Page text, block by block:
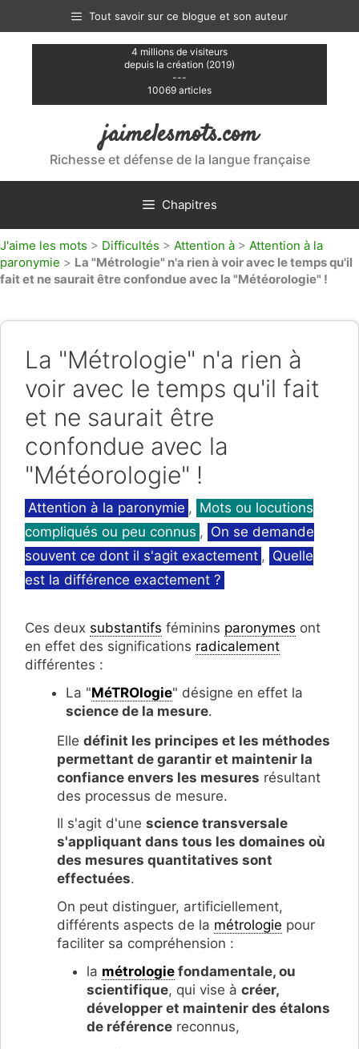
contenu
Tout savoir sur ce blogue et son auteur
4 millions de visiteurs
depuis la création (2019)
---
10069 articles
jaimelesmots.com
Richesse et défense de la langue française
Chapitres
J'aime les mots > Difficultés > Attention à > Attention à la
paronymie > La "Métrologie" n'a rien à voir avec le temps qu'il
fait et ne saurait être confondue avec la "Météorologie" !
La "Métrologie" n'a rien à
voir avec le temps qu'il fait
et ne saurait être
confondue avec la
"Météorologie" !
Catégories
Attention à la paronymie , Mots ou locutions
compliqués ou peu connus , On se demande
souvent ce dont il s'agit exactement , Quelle
est la différence exactement ?
Ces deux substantifs féminins paronymes ont
en effet des significations radicalement
différentes :
La "MéTROlogie" désigne en effet la
science de la mesure.
Elle définit les principes et les méthodes
permettant de garantir et maintenir la
confiance envers les mesures résultant
des processus de mesure.
Il s'agit d'une science transversale
s'appliquant dans tous les domaines où
des mesures quantitatives sont
effectuées.
On peut distinguer, artificiellement,
différents aspects de la métrologie pour
faciliter sa compréhension :
la métrologiefondamentale, ou
scientifique, qui vise à créer,
développer et maintenir des étalons
de référencereconnus,